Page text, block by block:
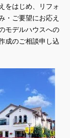
をはじめ、リフォ
・ご要望にお応え
モデルハウスへの
成のご相談申し込